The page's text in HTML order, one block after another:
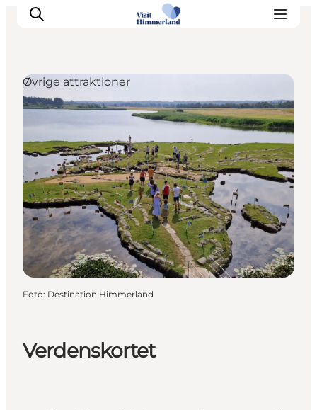
Oplev Himmerland
Udforsk naturen
Himmerlandsbyer
DET SKER
Planlæg din ferie
Book Oplevelser
Praktisk info
Verdenskortet
Øvrige attraktioner
Foto: Destination Himmerland